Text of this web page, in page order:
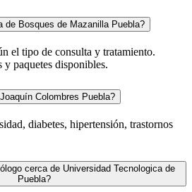
de Bosques de Mazanilla Puebla?
el tipo de consulta y tratamiento.
y paquetes disponibles.
Colombres Puebla?
diabetes, hipertensión, trastornos
cerca de Universidad Tecnologica de
Puebla?